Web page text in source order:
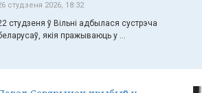
студзеня 2026, 18:32
студзеня ў Вільні адбылася сустрэча
якія пражываюць у ...